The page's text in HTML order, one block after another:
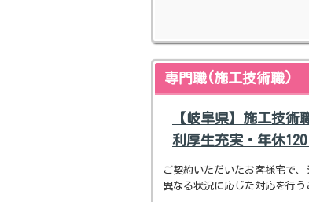
専門職(施工技術職)
【岐阜県】施工技
利厚生充実・年休
ご契約いただいたお客様宅で
異なる状況に応じた対応を行